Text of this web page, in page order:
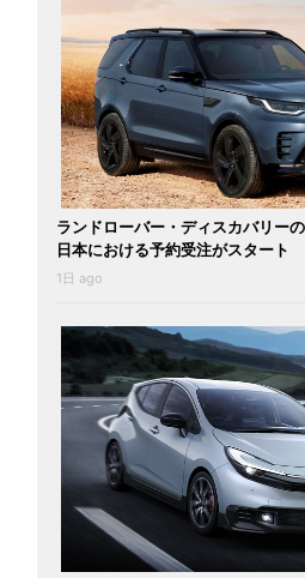
ランドローバー・ディスカバリー
日本における予約受注がスタート
1日 ago